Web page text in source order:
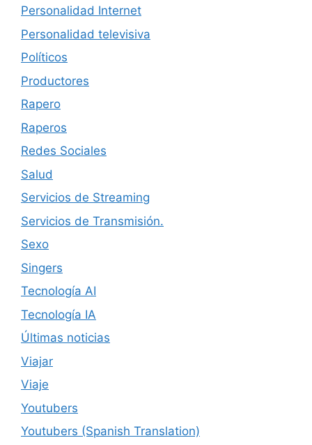
Personalidad Internet
Personalidad televisiva
Políticos
Productores
Rapero
Raperos
Redes Sociales
Salud
Servicios de Streaming
Servicios de Transmisión.
Sexo
Singers
Tecnología AI
Tecnología IA
Últimas noticias
Viajar
Viaje
Youtubers
Youtubers (Spanish Translation)